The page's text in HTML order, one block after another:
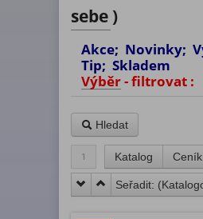
sebe )
Akce; Novinky;
Tip;
Výběr - filtrovat :
Hledat
1 Katalog Ceník
Seřadit: (